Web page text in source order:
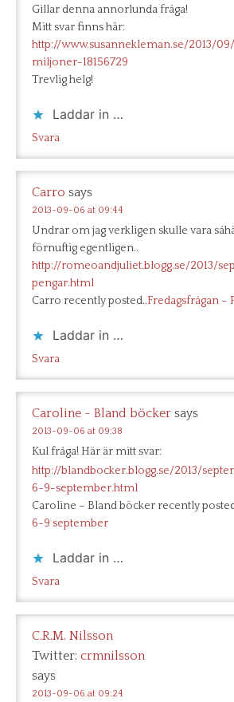
Gillar denna annorlunda fråga!
Mitt svar finns här:
http://www.susannekleman.se/2013/
miljoner-18156729
Trevlig helg!
Laddar in …
Svara
Carro says
2013-09-06 at 09:44
Undrar om jag verkligen skulle vara
förnuftig egentligen..
http://romeoandjuliet.blogg.se/2013/
pengar.html
Carro recently posted..Fredagsfrågan –
Laddar in …
Svara
Caroline - Bland böcker says
2013-09-06 at 09:38
Kul fråga! Här är mitt svar:
http://blandbocker.blogg.se/2013/
6-9-september.html
Caroline – Bland böcker recently
6-9 september
Laddar in …
Svara
C.R.M. Nilsson
Twitter: crmnilsson
says
2013-09-06 at 09:24